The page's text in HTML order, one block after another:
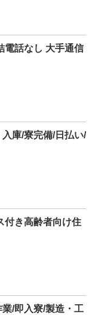
電話なし 大手通信
庫/寮完備/日払い/
付き高齢者向け住
業/即入寮/製造・工